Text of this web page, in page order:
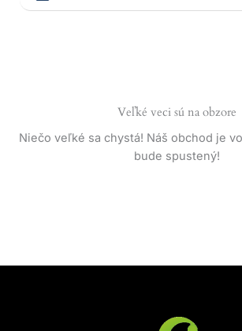
Veľké veci sú na obzore
Niečo veľké sa chystá! Náš obchod je
bude spustený!